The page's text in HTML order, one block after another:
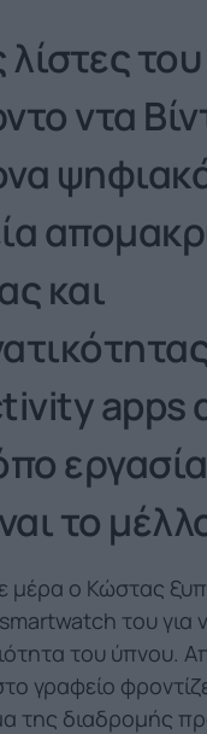
λίστες του
ντα
και
apps
το
μέρα ο Κώστας
του για
του ύπνου.
γραφείο
της διαδρομής